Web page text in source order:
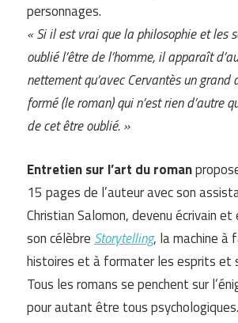
personnages.
« Si il est vrai que la philosophie et les
oublié l’être de l’homme, il apparaît
nettement qu’avec Cervantès un grand
formé (le roman) qui n’est rien d’autre
de cet être oublié. »
Entretien sur l’art du roman
15 pages de l’auteur avec son
Christian Salomon, devenu écrivain
son célèbre Storytelling, la machine à
histoires et à formater les esprits et
Tous les romans se penchent sur
pour autant être tous psychologiques.